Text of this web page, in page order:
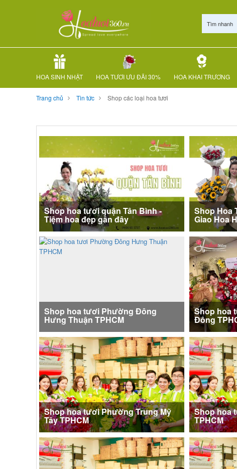
Tìm nhanh
HOA SINH NHẬT HOA TƯƠI ƯU ĐÃI 30% HOA KHAI TRƯƠNG
Trang chủ Tin tức Shop các loại hoa tươi
Shop hoa tươi quận Tân Bình -
Tiệm hoa đẹp gần đây
Shop Hoa
Giao Hoa
Shop hoa tươi Phường Đông
Hưng Thuận TPHCM
Shop hoa
Đông
Shop hoa tươi Phường Trung Mỹ
Tây TPHCM
Shop hoa
TPHCM